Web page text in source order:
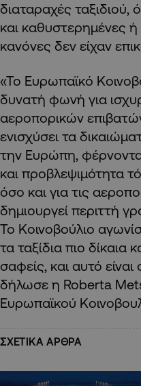
διαταραχές
και καθυστερημένες
κανόνες δεν είχαν
«Το Ευρωπαϊκό
δυνατή φωνή για
αεροπορικών
ενισχύσει τα
την Ευρώπη,
και προβλεψιμότητα
όσο και για τις
δημιουργεί περιττή
Το Κοινοβούλιο
τα ταξίδια πιο δίκαια
σαφείς, και αυτό
δήλωσε η Roberta
Ευρωπαϊκού
ΣΧΕΤΙΚΑ ΑΡΘΡΑ